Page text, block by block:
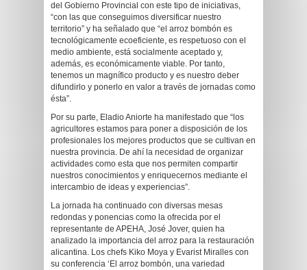
del Gobierno Provincial con este tipo de iniciativas,
“con las que conseguimos diversificar nuestro
territorio” y ha señalado que “el arroz bombón es
tecnológicamente ecoeficiente, es respetuoso con el
medio ambiente, está socialmente aceptado y,
además, es económicamente viable. Por tanto,
tenemos un magnífico producto y es nuestro deber
difundirlo y ponerlo en valor a través de jornadas como
ésta”.
Por su parte, Eladio Aniorte ha manifestado que “los
agricultores estamos para poner a disposición de los
profesionales los mejores productos que se cultivan en
nuestra provincia. De ahí la necesidad de organizar
actividades como esta que nos permiten compartir
nuestros conocimientos y enriquecernos mediante el
intercambio de ideas y experiencias”.
La jornada ha continuado con diversas mesas
redondas y ponencias como la ofrecida por el
representante de APEHA, José Jover, quien ha
analizado la importancia del arroz para la restauración
alicantina. Los chefs Kiko Moya y Evarist Miralles con
su conferencia ‘El arroz bombón, una variedad